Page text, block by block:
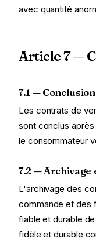
avec quantité
Article 7 —
7.1 — Conclusion
Les contrats de
sont conclus
le consommateur
7.2 — Archivage
L'archivage des
commande et des
fiable et durable
fidèle et durable